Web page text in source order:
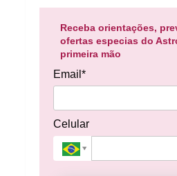
Receba orientações,
ofertas especias do
primeira mão
Email*
Celular